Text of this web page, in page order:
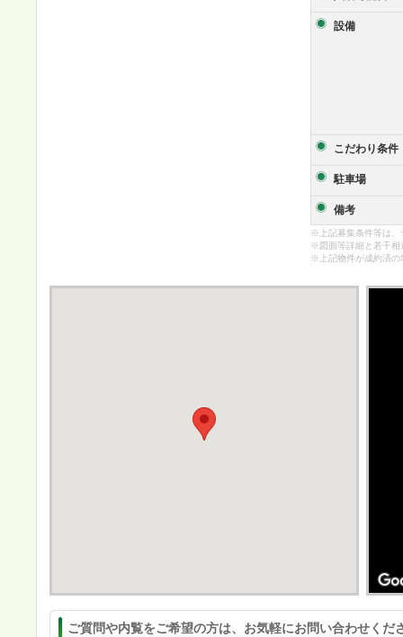
設備
こだわり条件
駐車場
備考
※上記募集条件等は、
※図面等詳細と若干相
※上記物件が成約済の
ご質問や内覧をご希望の方は、お気軽にお問い合わせくだ